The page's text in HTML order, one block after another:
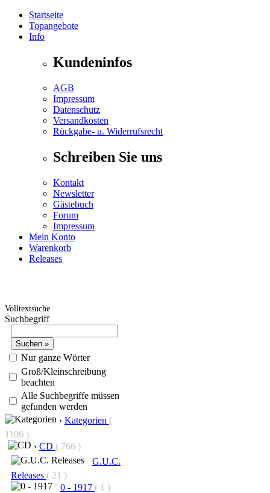
Startseite
Topangebote
Info
Kundeninfos
AGB
Impressum
Datenschutz
Versandkosten
Rückgabe- u. Widerrufsrecht
Schreiben Sie uns
Kontakt
Newsletter
Gästebuch
Forum
Impressum
Mein Konto
Warenkorb
Releases
Volltextsuche
Suchbegriff
Nur ganze Wörter
Groß/Kleinschreibung
beachten
Alle Suchbegriffe müssen
gefunden werden
› Kategorien (
1106 )
› CD ( 766 )
G.U.C.
Releases ( 21 )
0 - 1917 ( 1 )